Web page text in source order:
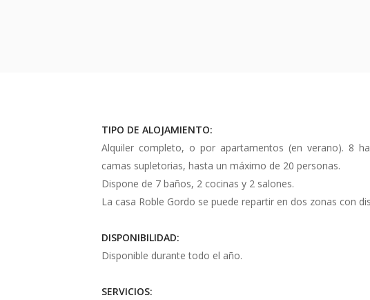
TIPO DE ALOJAMIENTO:
Alquiler completo, o por apartamentos (en verano). 8
camas supletorias, hasta un máximo de 20 personas.
Dispone de 7 baños, 2 cocinas y 2 salones.
La casa Roble Gordo se puede repartir en dos zonas con
DISPONIBILIDAD:
Disponible durante todo el año.
SERVICIOS: